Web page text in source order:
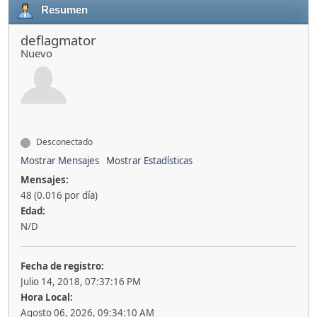
Resumen
deflagmator
Nuevo
Desconectado
Mostrar Mensajes
Mostrar Estadísticas
Mensajes:
48 (0.016 por día)
Edad:
N/D
Fecha de registro:
Julio 14, 2018, 07:37:16 PM
Hora Local:
Agosto 06, 2026, 09:34:10 AM